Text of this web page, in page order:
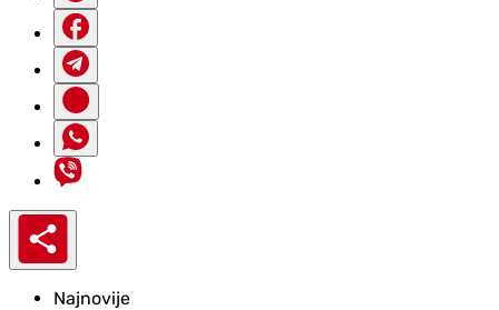
Najnovije